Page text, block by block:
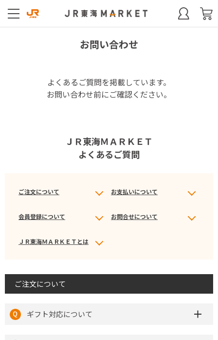
お問い合わせ
よくあるご質問を掲載しています。
お問い合わせ前にご確認ください。
ＪＲ東海ＭＡＲＫＥＴ
よくあるご質問
ご注文について お支払いについて
会員登録について お問合せについて
ＪＲ東海ＭＡＲＫＥＴとは
ご注文について
ギフト対応について